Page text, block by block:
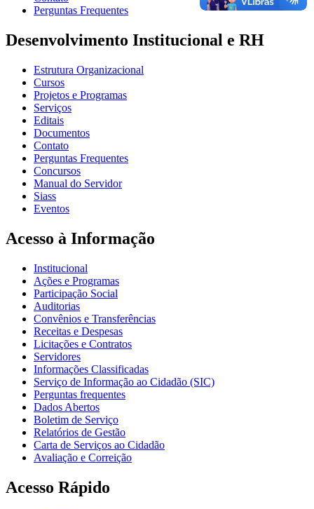
Perguntas Frequentes
Desenvolvimento Institucional e RH
Estrutura Organizacional
Cursos
Projetos e Programas
Serviços
Editais
Documentos
Contato
Perguntas Frequentes
Concursos
Manual do Servidor
Siass
Eventos
Acesso à Informação
Institucional
Ações e Programas
Participação Social
Auditorias
Convênios e Transferências
Receitas e Despesas
Licitações e Contratos
Servidores
Informações Classificadas
Serviço de Informação ao Cidadão (SIC)
Perguntas frequentes
Dados Abertos
Boletim de Serviço
Relatórios de Gestão
Carta de Serviços ao Cidadão
Avaliação e Correição
Acesso Rápido